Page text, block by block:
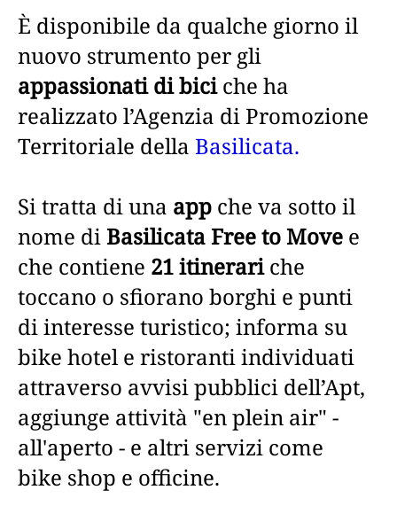
È disponibile da qualche giorno il
nuovo strumento per gli
appassionati di biciche ha
realizzato l’Agenzia di Promozione
Territoriale della Basilicata.
Si tratta di una app che va sotto il
nome diBasilicata Free to Move e
che contiene 21 itinerariche
toccano o sfiorano borghi e punti
di interesse turistico; informa su
bike hotel e ristoranti individuati
attraverso avvisi pubblici dell’Apt,
aggiunge attività "en plein air" -
all'aperto - e altri servizi come
bike shop e officine.